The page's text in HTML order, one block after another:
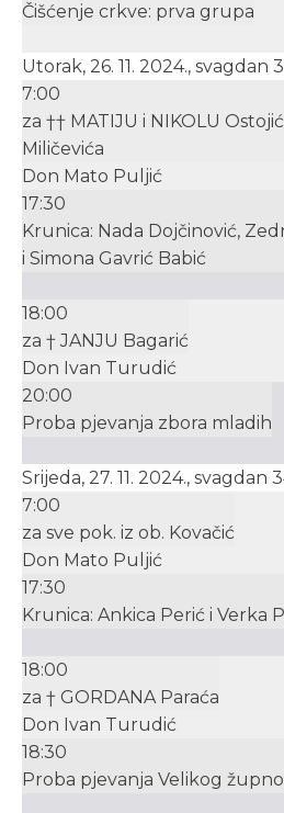
Čišćenje crkve: prva grupa
Utorak, 26. 11. 2024., svagdan
7:00
za †† MATIJU i NIKOLU
Miličevića
Don Mato Puljić
17:30
Krunica: Nada Dojčinović,
i Simona Gavrić Babić
18:00
za † JANJU Bagarić
Don Ivan Turudić
20:00
Proba pjevanja zbora mladih
Srijeda, 27. 11. 2024., svagdan
7:00
za sve pok. iz ob. Kovačić
Don Mato Puljić
17:30
Krunica: Ankica Perić i Verka
18:00
za † GORDANA Paraća
Don Ivan Turudić
18:30
Proba pjevanja Velikog